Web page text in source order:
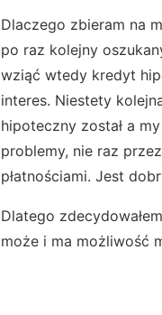
Dlaczego zbieram na
po raz kolejny
wziąć wtedy kredyt
interes. Niestety
hipoteczny został a
problemy, nie raz
płatnościami. Jest
Dlatego
może i ma możliwość